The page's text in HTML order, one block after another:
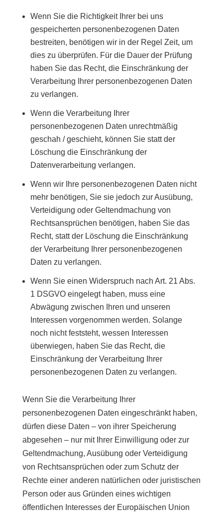
Wenn Sie die Richtigkeit Ihrer bei uns
gespeicherten personenbezogenen Daten
bestreiten, benötigen wir in der Regel Zeit, um
dies zu überprüfen. Für die Dauer der Prüfung
haben Sie das Recht, die Einschränkung der
Verarbeitung Ihrer personenbezogenen Daten
zu verlangen.
Wenn die Verarbeitung Ihrer
personenbezogenen Daten unrechtmäßig
geschah / geschieht, können Sie statt der
Löschung die Einschränkung der
Datenverarbeitung verlangen.
Wenn wir Ihre personenbezogenen Daten nicht
mehr benötigen, Sie sie jedoch zur Ausübung,
Verteidigung oder Geltendmachung von
Rechtsansprüchen benötigen, haben Sie das
Recht, statt der Löschung die Einschränkung
der Verarbeitung Ihrer personenbezogenen
Daten zu verlangen.
Wenn Sie einen Widerspruch nach Art. 21 Abs.
1 DSGVO eingelegt haben, muss eine
Abwägung zwischen Ihren und unseren
Interessen vorgenommen werden. Solange
noch nicht feststeht, wessen Interessen
überwiegen, haben Sie das Recht, die
Einschränkung der Verarbeitung Ihrer
personenbezogenen Daten zu verlangen.
Wenn Sie die Verarbeitung Ihrer
personenbezogenen Daten eingeschränkt haben,
dürfen diese Daten – von ihrer Speicherung
abgesehen – nur mit Ihrer Einwilligung oder zur
Geltendmachung, Ausübung oder Verteidigung
von Rechtsansprüchen oder zum Schutz der
Rechte einer anderen natürlichen oder juristischen
Person oder aus Gründen eines wichtigen
öffentlichen Interesses der Europäischen Union